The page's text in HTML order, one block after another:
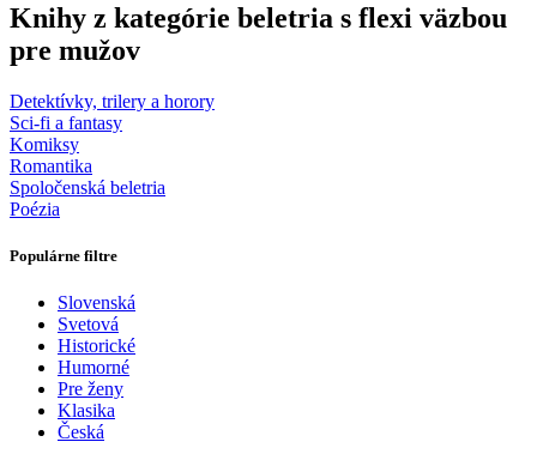
Knihy z kategórie beletria s flexi väzbou
pre mužov
Detektívky, trilery a horory
Sci-fi a fantasy
Komiksy
Romantika
Spoločenská beletria
Poézia
Populárne filtre
Slovenská
Svetová
Historické
Humorné
Pre ženy
Klasika
Česká